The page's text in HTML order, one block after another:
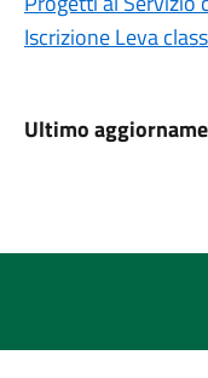
Iscrizione Leva
Ultimo